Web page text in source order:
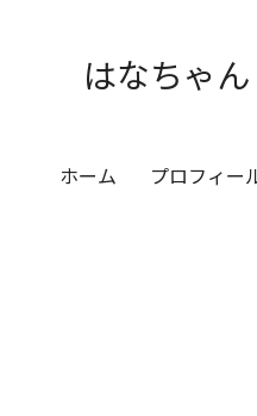
はなちゃ
ホーム プロフィー